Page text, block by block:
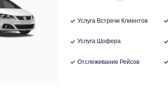
Услуга Встречи Клиентов
Услуга Шофера
Отслеживание Рейсов